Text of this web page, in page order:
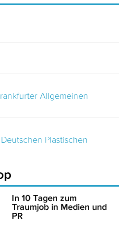
Allgemeinen
Plastischen
In 10 Tagen zum
Traumjob in Medien und
PR